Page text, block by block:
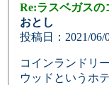
Re:ラスベガスの
おとし
投稿日：2021/06/
コインランドリ
ウッドというホ